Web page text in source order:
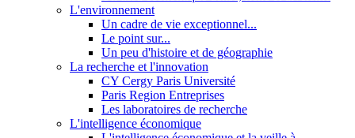
L'environnement
Un cadre de vie exceptionnel...
Le point sur...
Un peu d'histoire et de géographie
La recherche et l'innovation
CY Cergy Paris Université
Paris Region Entreprises
Les laboratoires de recherche
L'intelligence économique